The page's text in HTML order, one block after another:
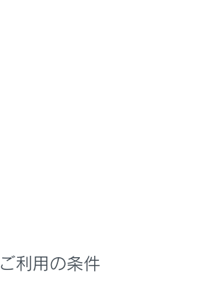
ご利用の条件